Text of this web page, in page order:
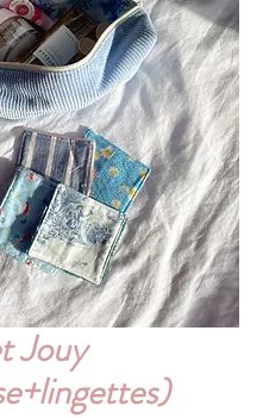
Jouy